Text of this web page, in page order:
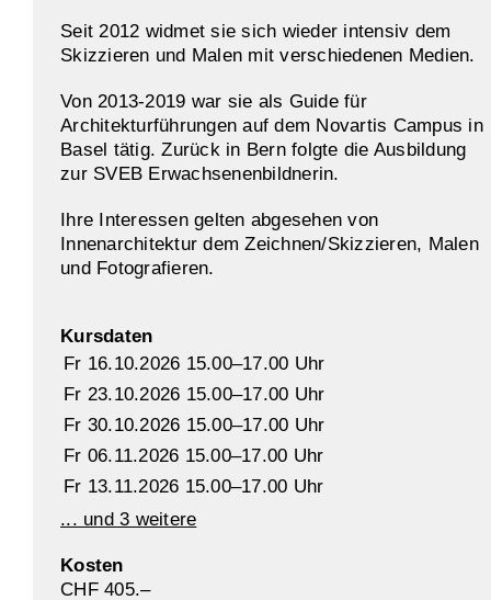
Seit 2012 widmet sie sich wieder intensiv dem
Skizzieren und Malen mit verschiedenen Medien.
Von 2013-2019 war sie als Guide für
Architekturführungen auf dem Novartis Campus in
Basel tätig. Zurück in Bern folgte die Ausbildung
zur SVEB Erwachsenenbildnerin.
Ihre Interessen gelten abgesehen von
Innenarchitektur dem Zeichnen/Skizzieren, Malen
und Fotografieren.
Kursdaten
Fr 16.10.2026 15.00–17.00 Uhr
Fr 23.10.2026 15.00–17.00 Uhr
Fr 30.10.2026 15.00–17.00 Uhr
Fr 06.11.2026 15.00–17.00 Uhr
Fr 13.11.2026 15.00–17.00 Uhr
... und 3 weitere
Kosten
CHF 405.–